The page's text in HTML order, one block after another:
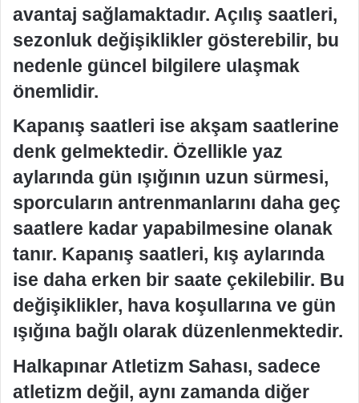
avantaj sağlamaktadır. Açılış saatleri,
sezonluk değişiklikler gösterebilir, bu
nedenle güncel bilgilere ulaşmak
önemlidir.
Kapanış saatleri ise akşam saatlerine
denk gelmektedir. Özellikle yaz
aylarında gün ışığının uzun sürmesi,
sporcuların antrenmanlarını daha geç
saatlere kadar yapabilmesine olanak
tanır. Kapanış saatleri, kış aylarında
ise daha erken bir saate çekilebilir. Bu
değişiklikler, hava koşullarına ve gün
ışığına bağlı olarak düzenlenmektedir.
Halkapınar Atletizm Sahası, sadece
atletizm değil, aynı zamanda diğer